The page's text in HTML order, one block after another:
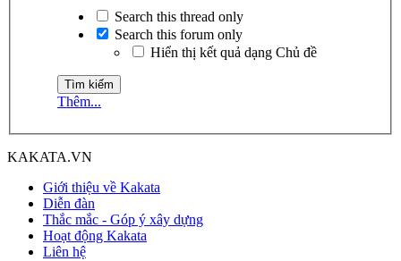
Search this thread only
Search this forum only
Hiển thị kết quả dạng Chủ đề
Thêm...
KAKATA.VN
Giới thiệu về Kakata
Diễn đàn
Thắc mắc - Góp ý xây dựng
Hoạt động Kakata
Liên hệ